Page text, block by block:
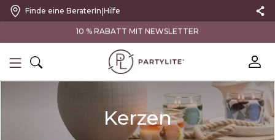
Finde eine BeraterIn|Hilfe
10 % RABATT MIT NEWSLETTER
Kerzen